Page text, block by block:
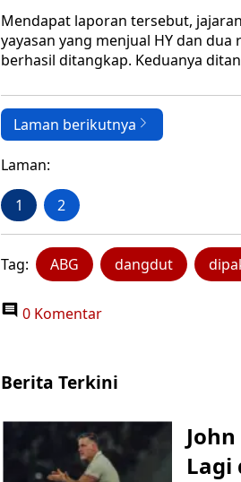
Mendapat laporan tersebut,
yayasan yang menjual HY dan dua
berhasil ditangkap. Keduanya
Laman berikutnya
Laman:
1 2
Tag: ABG dangdut
0 Komentar
Berita Terkini
Lagi